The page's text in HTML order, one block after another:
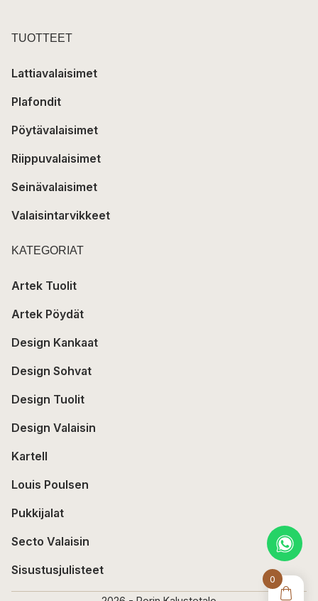
0
TUOTTEET
Lattiavalaisimet
Plafondit
Pöytävalaisimet
Riippuvalaisimet
Seinävalaisimet
Valaisintarvikkeet
KATEGORIAT
Artek Tuolit
Artek Pöydät
Design Kankaat
Design Sohvat
Design Tuolit
Design Valaisin
Kartell
Louis Poulsen
Pukkijalat
Secto Valaisin
Sisustusjulisteet